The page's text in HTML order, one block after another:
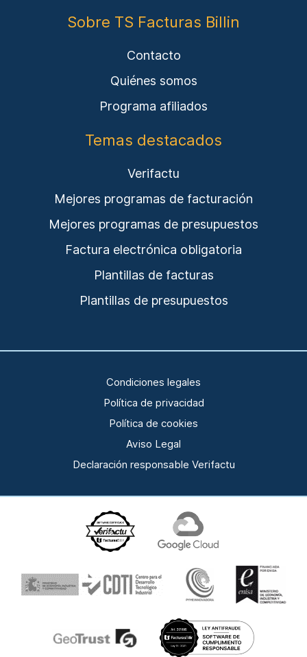
Sobre TS Facturas Billin
Contacto
Quiénes somos
Programa afiliados
Temas destacados
Verifactu
Mejores programas de facturación
Mejores programas de presupuestos
Factura electrónica obligatoria
Plantillas de facturas
Plantillas de presupuestos
Condiciones legales
Política de privacidad
Política de cookies
Aviso Legal
Declaración responsable Verifactu